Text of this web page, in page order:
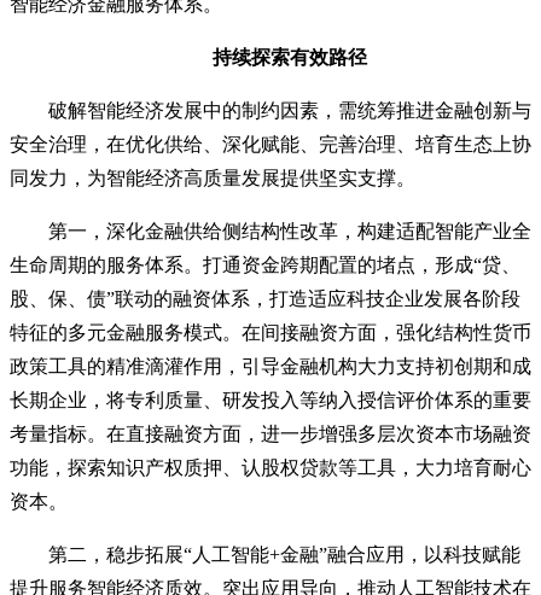
智能经济金融服务体系。
持续探索有效路径
破解智能经济发展中的制约因素，需统筹推进金融创新与
安全治理，在优化供给、深化赋能、完善治理、培育生态上协
同发力，为智能经济高质量发展提供坚实支撑。
第一，深化金融供给侧结构性改革，构建适配智能产业全
生命周期的服务体系。打通资金跨期配置的堵点，形成“贷、
股、保、债”联动的融资体系，打造适应科技企业发展各阶段
特征的多元金融服务模式。在间接融资方面，强化结构性货币
政策工具的精准滴灌作用，引导金融机构大力支持初创期和成
长期企业，将专利质量、研发投入等纳入授信评价体系的重要
考量指标。在直接融资方面，进一步增强多层次资本市场融资
功能，探索知识产权质押、认股权贷款等工具，大力培育耐心
资本。
第二，稳步拓展“人工智能+金融”融合应用，以科技赋能
提升服务智能经济质效。突出应用导向，推动人工智能技术在